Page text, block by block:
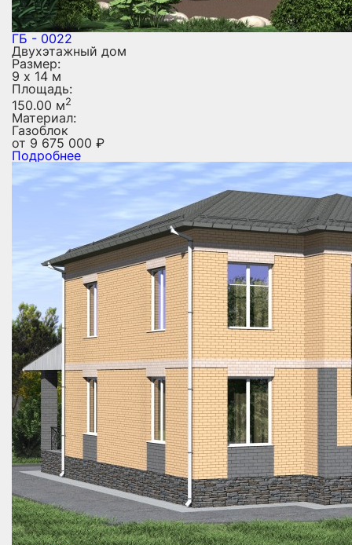
ГБ - 0022
Двухэтажный дом
Размер:
9 х 14 м
Площадь:
150.00 м2
Материал:
Газоблок
от 9 675 000 ₽
Подробнее